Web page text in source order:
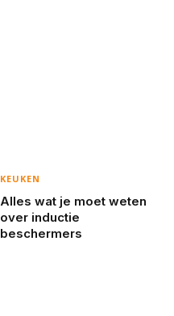
KEUKEN
Alles wat je moet weten
over inductie
beschermers